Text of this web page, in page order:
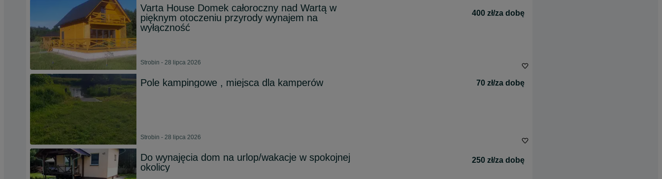
Varta House Domek całoroczny nad Wartą w
pięknym otoczeniu przyrody wynajem na
wyłączność
400 zł/za dobę
Strobin - 28 lipca 2026
Pole kampingowe , miejsca dla kamperów 70 zł/za dobę
Strobin - 28 lipca 2026
Do wynajęcia dom na urlop/wakacje w spokojnej
okolicy
250 zł/za dobę